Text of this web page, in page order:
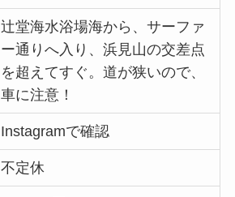
辻堂海水浴場海から、サーファ
ー通りへ入り、浜見山の交差点
を超えてすぐ。道が狭いので、
車に注意！
Instagramで確認
不定休